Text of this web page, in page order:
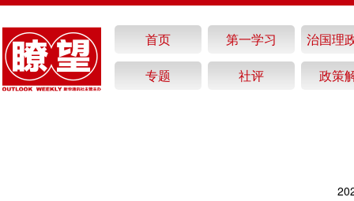
首页 第一学习
治国理
专题
社评 政策